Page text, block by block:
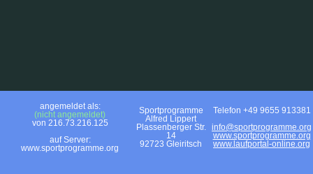
angemeldet als:
(nicht angemeldet)
von 216.73.216.125
auf Server:
www.sportprogramme.org
Sportprogramme
Alfred Lippert
Plassenberger Str.
14
92723 Gleiritsch
Telefon +49 9655 913381
info@sportprogramme.org
www.sportprogramme.org
www.laufportal-online.org